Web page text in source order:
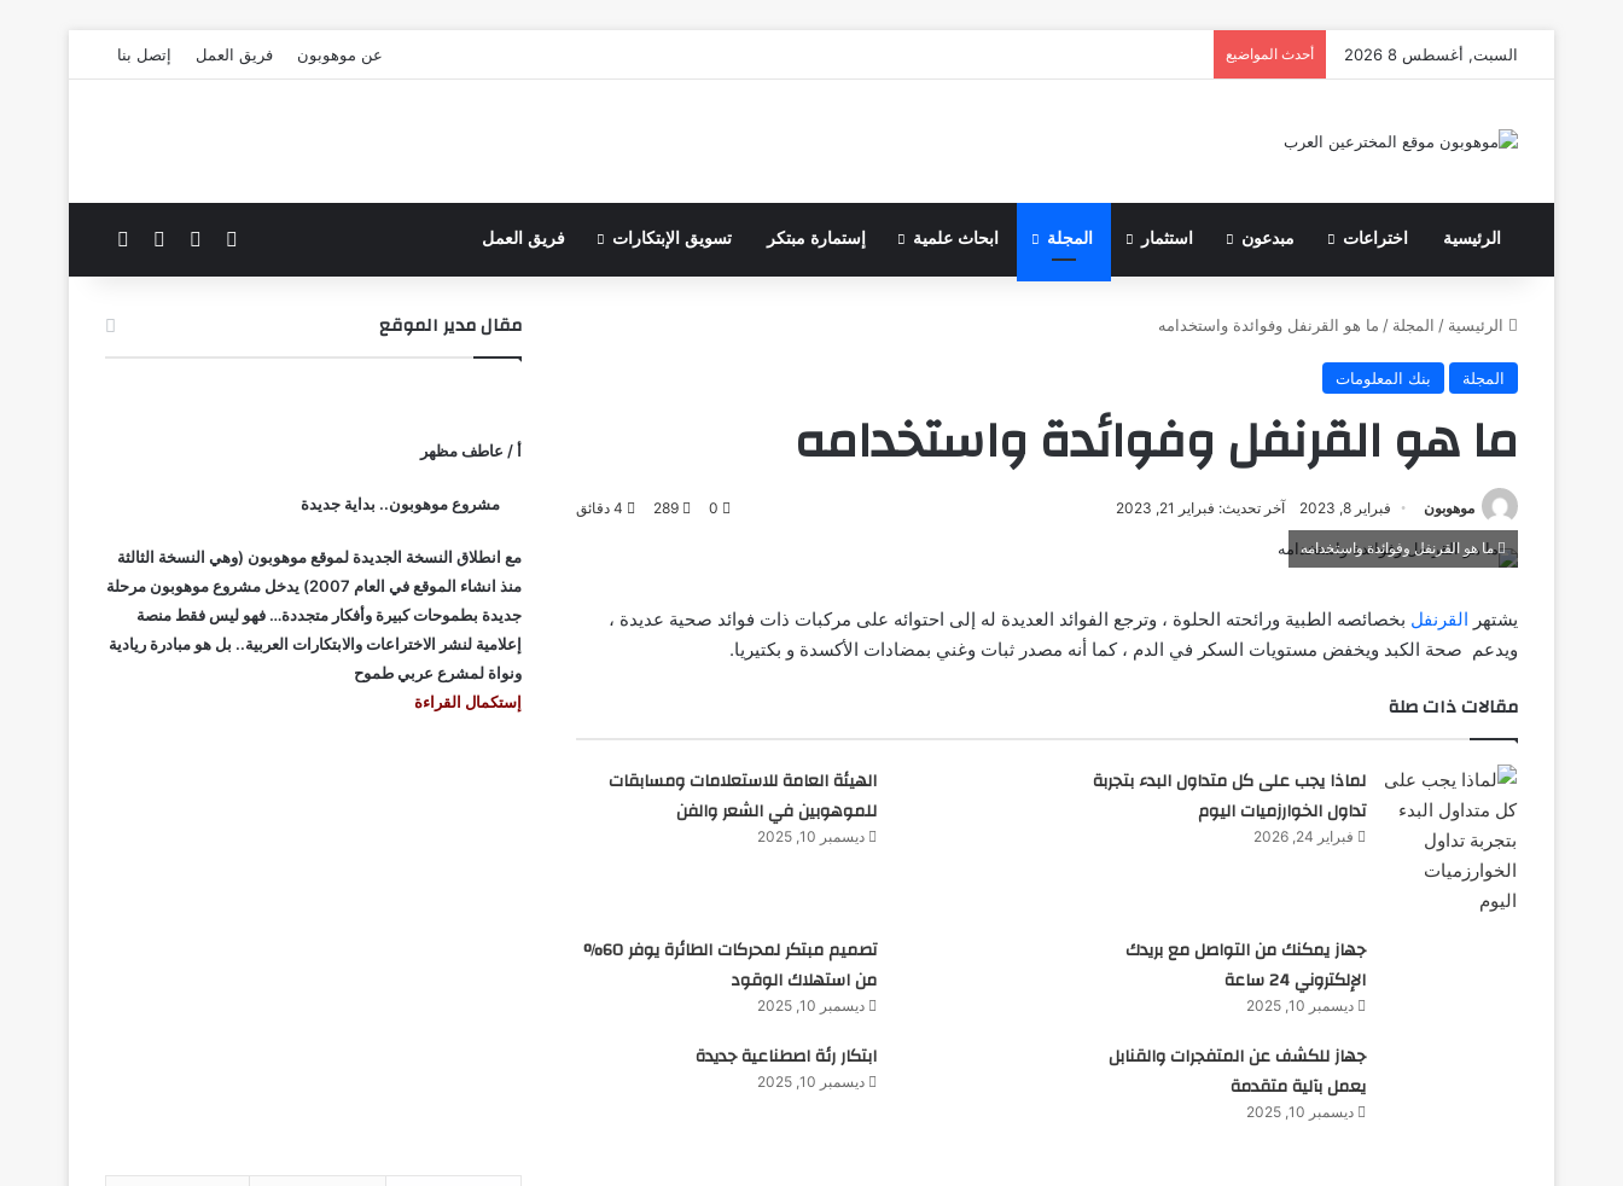
السبت, أغسطس 8 2026 أحدث المواضيع عن موهوبون فريق العمل إتصل بنا
الرئيسية اختراعات مبدعون استثمار المجلة ابحاث علمية إستمارة مبتكر تسويق الإبتكارات فريق العمل فيسبوك الوضع المظلم
الرئيسية / المجلة / ما هو القرنفل وفوائدة واستخدامه
المجلة بنك المعلومات
ما هو القرنفل وفوائدة واستخدامه
موهوبون فبراير 8, 2023 آخر تحديث: فبراير 21, 2023 0
289
ما هو القرنفل وفوائدة واستخدامه
يشتهر القرنفل بخصائصه الطبية ورائحته الحلوة ، وترجع الفوائد العديدة له إلى احتوائه على مركبات ذات فوائد صحية عديدة ،
ويدعم صحة الكبد ويخفض مستويات السكر في الدم ، كما أنه مصدر ثبات وغني بمضادات الأكسدة و بكتيريا.
مقالات ذات صلة
لماذا يجب على كل متداول البدء بتجربة
تداول الخوارزميات اليوم
فبراير 24, 2026
الهيئة العامة للاستعلامات ومسابقات
للموهوبين في الشعر والفن
ديسمبر 10, 2025
جهاز يمكنك من التواصل مع بريدك
الإلكتروني 24 ساعة
ديسمبر 10, 2025
تصميم مبتكر لمحركات الطائرة يوفر 60%
من استهلاك الوقود
ديسمبر 10, 2025
جهاز للكشف عن المتفجرات والقنابل
يعمل بآلية متقدمة
ديسمبر 10, 2025
ابتكار رئة اصطناعية جديدة
ديسمبر 10, 2025
مقال مدير الموقع
أ / عاطف مظهر
مشروع موهوبون.. بداية جديدة
مع انطلاق النسخة الجديدة لموقع موهوبون (وهي النسخة الثالثة
منذ انشاء الموقع في العام 2007) يدخل مشروع موهوبون مرحلة
جديدة بطموحات كبيرة وأفكار متجددة… فهو ليس فقط منصة
إعلامية لنشر الاختراعات والابتكارات العربية.. بل هو مبادرة ريادية
ونواة لمشرع عربي طموح
إستكمال القراءة